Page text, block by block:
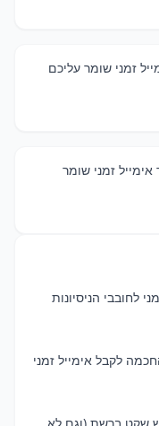
זמני שומר עליכם
זמני שומר
לחובבי הניסיונות
הדרך החכמה לקבל אימייל זמני
שקט ברשת (וגם לא